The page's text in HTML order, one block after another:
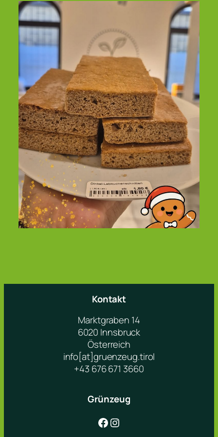
Kontakt
Marktgraben 14
6020 Innsbruck
Österreich
info[at]gruenzeug.tirol
+43 676 671 3660
Grünzeug
Facebook Instagram